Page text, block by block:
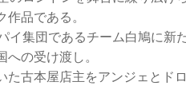
品である。
イ集団であるチーム白鳩に新
の受け渡し。
た古本屋店主をアンジェとド